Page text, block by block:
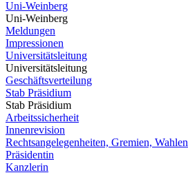
Uni-Weinberg
Uni-Weinberg
Meldungen
Impressionen
Universitätsleitung
Universitätsleitung
Geschäftsverteilung
Stab Präsidium
Stab Präsidium
Arbeitssicherheit
Innenrevision
Rechtsangelegenheiten, Gremien, Wahlen
Präsidentin
Kanzlerin